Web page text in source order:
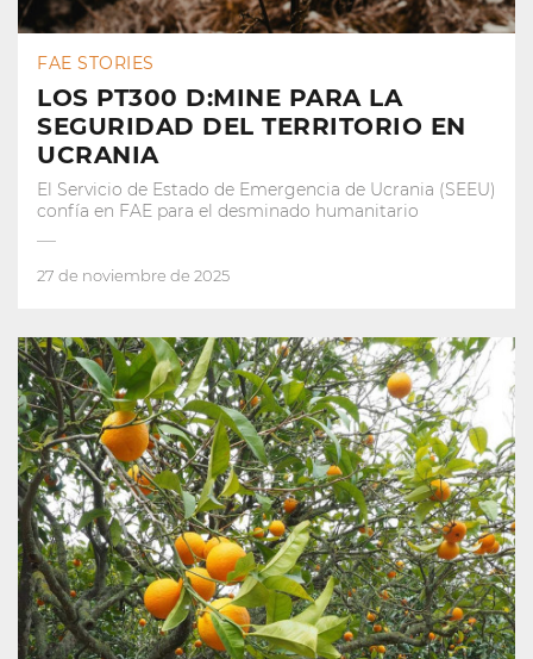
FAE STORIES
LOS PT300 D:MINE PARA LA
SEGURIDAD DEL TERRITORIO EN
UCRANIA
El Servicio de Estado de Emergencia de Ucrania (SEEU)
confía en FAE para el desminado humanitario
27 de noviembre de 2025